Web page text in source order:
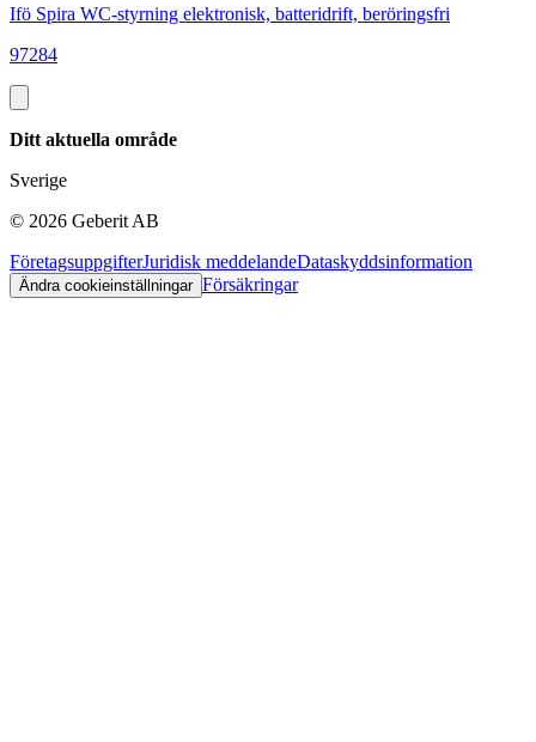
Ifö Spira WC-styrning elektronisk, batteridrift, beröringsfri
97284
Ditt aktuella område
Sverige
© 2026 Geberit AB
FöretagsuppgifterJuridisk meddelandeDataskyddsinformation
Ändra cookieinställningar Försäkringar